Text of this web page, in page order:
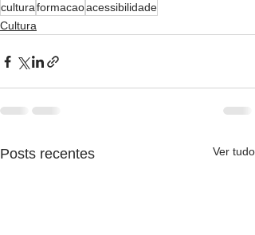
culturaformacaoacessibilidade
Cultura
Posts recentes Ver tudo